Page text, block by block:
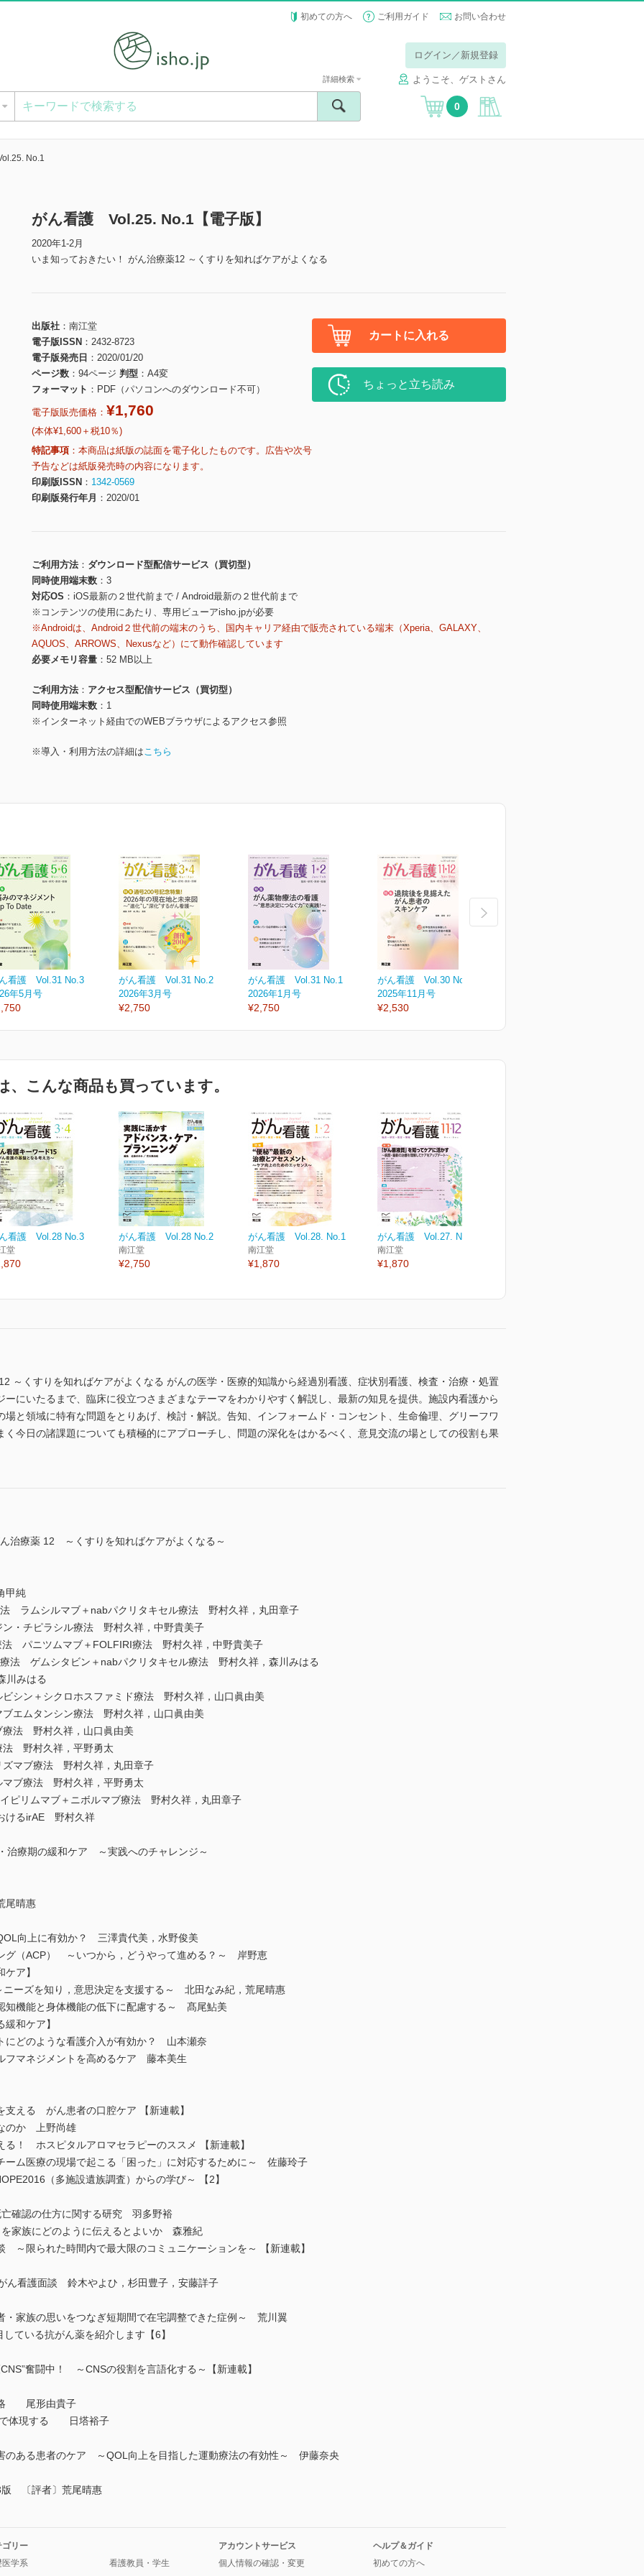
初めての方へ ご利用ガイド お問い合わせ
ログイン／新規登録
ようこそ、ゲストさん
詳細検索
0
No.1
がん看護 Vol.25. No.1【電子版】
2020年1-2月
いま知っておきたい！ がん治療薬12 ～くすりを知ればケアがよくなる
出版社
南江堂
電子版ISSN
2432-8723
電子版発売日
2020/01/20
ページ数
94ページ 判型
A4変
フォーマット
PDF（パソコンへのダウンロード不可）
電子版販売価格： ¥1,760
(本体¥1,600＋税10％)
特記事項
本商品は紙版の誌面を電子化したものです。広告や次号
予告などは紙版発売時の内容になります。
印刷版ISSN
1342-0569
印刷版発行年月
2020/01
カートに入れる
ちょっと立ち読み
ご利用方法
ダウンロード型配信サービス（買切型）
同時使用端末数
3
対応OS
iOS最新の２世代前まで / Android最新の２世代前まで
※コンテンツの使用にあたり、専用ビューアisho.jpが必要
※Androidは、Android２世代前の端末のうち、国内キャリア経由で販売されている端末（Xperia、GALAXY、
AQUOS、ARROWS、Nexusなど）にて動作確認しています
必要メモリ容量
52 MB以上
ご利用方法
アクセス型配信サービス（買切型）
同時使用端末数
1
※インターネット経由でのWEBブラウザによるアクセス参照
※導入・利用方法の詳細はこちら
看護 Vol.31 No.3
年5月号
がん看護 Vol.31 No.2
2026年3月号
¥2,750
がん看護 Vol.31 No.1
2026年1月号
¥2,750
がん看護 Vol.30 No.6
2025年11月号
¥2,530
、こんな商品も買っています。
看護 Vol.28 No.3
堂
がん看護 Vol.28 No.2
南江堂
¥2,750
がん看護 Vol.28. No.1
南江堂
¥1,870
がん看護 Vol.27. No.8
南江堂
¥1,870
～くすりを知ればケアがよくなる がんの医学・医療的知識から経過別看護、症状別看護、検査・治療・処置
にいたるまで、臨床に役立つさまざまなテーマをわかりやすく解説し、最新の知見を提供。施設内看護から
と領域に特有な問題をとりあげ、検討・解説。告知、インフォームド・コンセント、生命倫理、グリーフワ
く今日の諸課題についても積極的にアプローチし、問題の深化をはかるべく、意見交流の場としての役割も果
治療薬 12 ～くすりを知ればケアがよくなる～
甲純
ラムシルマブ＋nabパクリタキセル療法 野村久祥，丸田章子
・チピラシル療法 野村久祥，中野貴美子
法 パニツムマブ＋FOLFIRI療法 野村久祥，中野貴美子
法 ゲムシタビン＋nabパクリタキセル療法 野村久祥，森川みはる
川みはる
シン＋シクロホスファミド療法 野村久祥，山口眞由美
エムタンシン療法 野村久祥，山口眞由美
法 野村久祥，山口眞由美
野村久祥，平野勇太
マブ療法 野村久祥，丸田章子
ブ療法 野村久祥，平野勇太
ピリムマブ＋ニボルマブ療法 野村久祥，丸田章子
けるirAE 野村久祥
療期の緩和ケア ～実践へのチャレンジ～
尾晴惠
向上に有効か？ 三澤貴代美，水野俊美
（ACP） ～いつから，どうやって進める？～ 岸野恵
ア】
ーズを知り，意思決定を支援する～ 北田なみ紀，荒尾晴惠
機能と身体機能の低下に配慮する～ 髙尾鮎美
和ケア】
どのような看護介入が有効か？ 山本瀬奈
マネジメントを高めるケア 藤本美生
支える がん患者の口腔ケア 【新連載】
のか 上野尚雄
ホスピタルアロマセラピーのススメ 【新連載】
ム医療の現場で起こる「困った」に対応するために～ 佐藤玲子
（多施設遺族調査）からの学び～ 【2】
確認の仕方に関する研究 羽多野裕
族にどのように伝えるとよいか 森雅紀
限られた時間内で最大限のコミュニケーションを～ 【新連載】
看護面談 鈴木やよひ，杉田豊子，安藤詳子
家族の思いをつなぎ短期間で在宅調整できた症例～ 荒川翼
ている抗がん薬を紹介します【6】
奮闘中！ ～CNSの役割を言語化する～【新連載】
略 尾形由貴子
で体現する 日塔裕子
ある患者のケア ～QOL向上を目指した運動療法の有効性～ 伊藤奈央
〔評者〕荒尾晴惠
ゴリー
医学系
看護教員・学生
アカウントサービス
個人情報の確認・変更
ヘルプ＆ガイド
初めての方へ